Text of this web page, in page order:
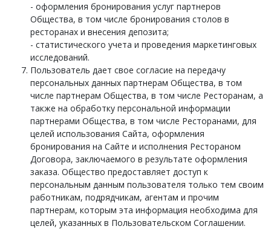
- оформления бронирования услуг партнеров
Общества, в том числе бронирования столов в
ресторанах и внесения депозита;
- статистического учета и проведения маркетинговых
исследований.
Пользователь дает свое согласие на передачу
персональных данных партнерам Общества, в том
числе партнерам Общества, в том числе Ресторанам, а
также на обработку персональной информации
партнерами Общества, в том числе Ресторанами, для
целей использования Сайта, оформления
бронирования на Сайте и исполнения Рестораном
Договора, заключаемого в результате оформления
заказа. Общество предоставляет доступ к
персональным данным пользователя только тем своим
работникам, подрядчикам, агентам и прочим
партнерам, которым эта информация необходима для
целей, указанных в Пользовательском Соглашении.